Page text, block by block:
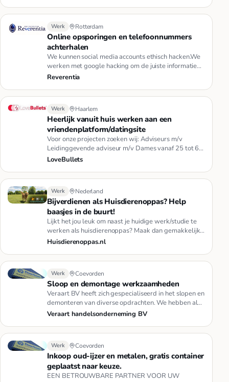
Werk Rotterdam
Online opsporingen en telefoonnummers
achterhalen
We kunnen social media accounts ethisch hacken.We
werken met google hacking om de juiste informatie
uit google te krijge…
Reverentia
Werk Haarlem
Heerlijk vanuit huis werken aan een
vriendenplatform/datingsite
Voor onze projecten zoeken wij: Adviseurs m/v
Leidinggevende adviseur m/v Dames vanaf 25 tot 60
jaar, die de rol van adv…
LoveBullets
Werk Nederland
Bijverdienen als Huisdierenoppas? Help
baasjes in de buurt!
Lijkt het jou leuk om naast je huidige werk/studie te
werken als huisdierenoppas? Maak dan gemakkelijk
een leuk huisdier…
Huisdierenoppas.nl
Werk Coevorden
Sloop en demontage werkzaamheden
Veraart BV heeft zich gespecialiseerd in het slopen en
demonteren van diverse opdrachten. We hebben al
tal van grote pro…
Veraart handelsonderneming BV
Werk Coevorden
Inkoop oud-ijzer en metalen, gratis container
geplaatst naar keuze.
EEN BETROUWBARE PARTNER VOOR UW